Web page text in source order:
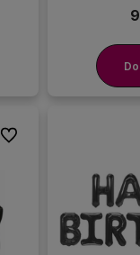
Do ulubionych